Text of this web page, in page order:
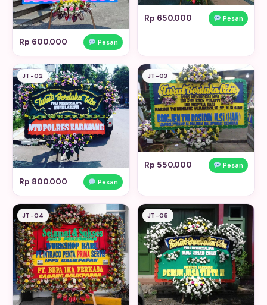
Rp 600.000 Pesan
Rp 650.000 Pesan
JT-02
Rp 800.000 Pesan
JT-03
Rp 550.000 Pesan
JT-04 JT-05